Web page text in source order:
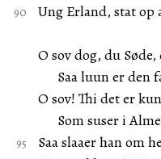
Ung Erland, stat op
O sov dog, du
Saa luun er den
O sov! Thi det er
Som suser i
Saa slaaer han om